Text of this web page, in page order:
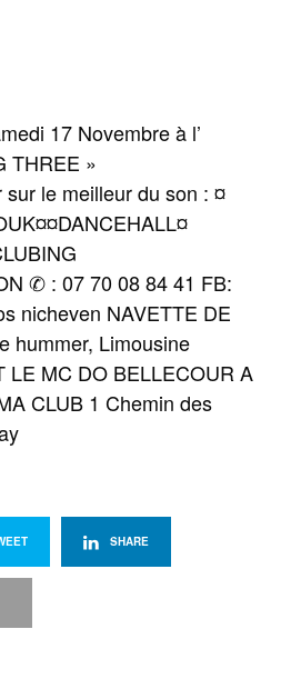
17 Novembre à l’
THREE »
le meilleur du son : ¤
✆ : 07 70 08 84 41 FB:
nicheven NAVETTE DE
hummer, Limousine
LE MC DO BELLECOUR A
CLUB 1 Chemin des
SHARE